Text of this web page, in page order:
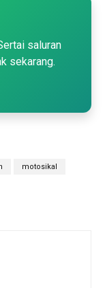
saluran
sekarang.
motosikal